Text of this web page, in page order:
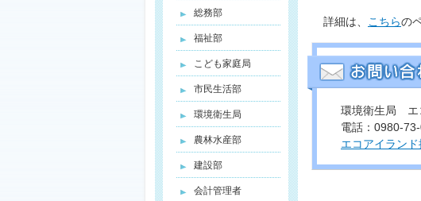
詳細は、 こちらの
環境衛生局 エ
電話：0980-
エコアイラン
総務部
福祉部
こども家庭局
市民生活部
環境衛生局
農林水産部
建設部
会計管理者